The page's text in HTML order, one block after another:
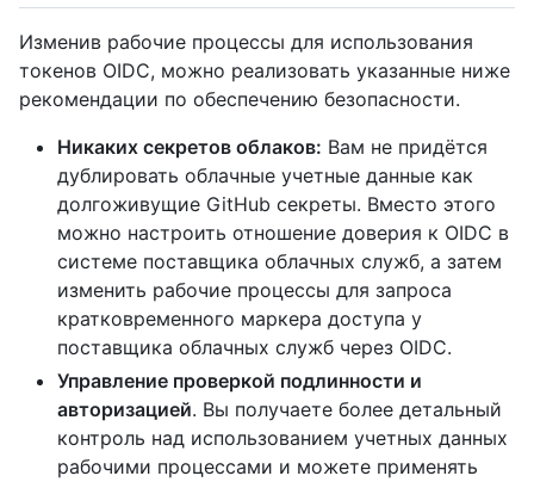
Изменив рабочие процессы для использования
токенов OIDC, можно реализовать указанные ниже
рекомендации по обеспечению безопасности.
Никаких секретов облаков: Вам не придётся
дублировать облачные учетные данные как
долгоживущие GitHub секреты. Вместо этого
можно настроить отношение доверия к OIDC в
системе поставщика облачных служб, а затем
изменить рабочие процессы для запроса
кратковременного маркера доступа у
поставщика облачных служб через OIDC.
Управление проверкой подлинности и
авторизацией. Вы получаете более детальный
контроль над использованием учетных данных
рабочими процессами и можете применять